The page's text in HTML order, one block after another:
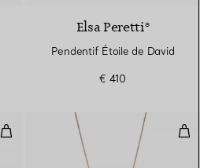
Elsa Peretti®
Pendentif Étoile de David
€ 410
Collier en or rose et diamants